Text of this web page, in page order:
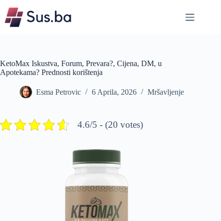
content
KetoMax Iskustva, Forum, Prevara?, Cijena, DM, u
Apotekama? Prednosti korištenja
Esma Petrovic 6 Aprila, 2026 Mršavljenje
4.6/5 - (20 votes)